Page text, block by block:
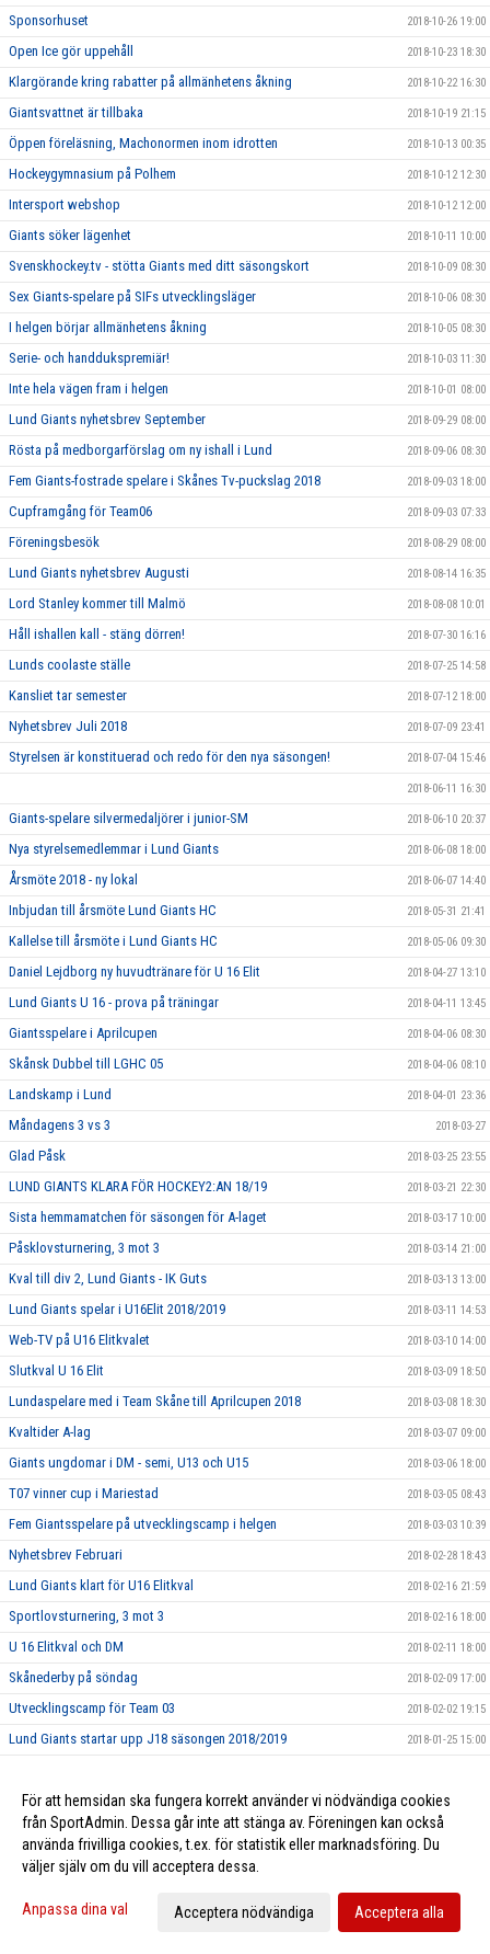
Sponsorhuset 2018-10-26 19:00
Open Ice gör uppehåll 2018-10-23 18:30
Klargörande kring rabatter på allmänhetens åkning 2018-10-22 16:30
Giantsvattnet är tillbaka 2018-10-19 21:15
Öppen föreläsning, Machonormen inom idrotten 2018-10-13 00:35
Hockeygymnasium på Polhem 2018-10-12 12:30
Intersport webshop 2018-10-12 12:00
Giants söker lägenhet 2018-10-11 10:00
Svenskhockey.tv - stötta Giants med ditt säsongskort 2018-10-09 08:30
Sex Giants-spelare på SIFs utvecklingsläger 2018-10-06 08:30
I helgen börjar allmänhetens åkning 2018-10-05 08:30
Serie- och handdukspremiär! 2018-10-03 11:30
Inte hela vägen fram i helgen 2018-10-01 08:00
Lund Giants nyhetsbrev September 2018-09-29 08:00
Rösta på medborgarförslag om ny ishall i Lund 2018-09-06 08:30
Fem Giants-fostrade spelare i Skånes Tv-puckslag 2018 2018-09-03 18:00
Cupframgång för Team06 2018-09-03 07:33
Föreningsbesök 2018-08-29 08:00
Lund Giants nyhetsbrev Augusti 2018-08-14 16:35
Lord Stanley kommer till Malmö 2018-08-08 10:01
Håll ishallen kall - stäng dörren! 2018-07-30 16:16
Lunds coolaste ställe 2018-07-25 14:58
Kansliet tar semester 2018-07-12 18:00
Nyhetsbrev Juli 2018 2018-07-09 23:41
Styrelsen är konstituerad och redo för den nya säsongen! 2018-07-04 15:46
2018-06-11 16:30
Giants-spelare silvermedaljörer i junior-SM 2018-06-10 20:37
Nya styrelsemedlemmar i Lund Giants 2018-06-08 18:00
Årsmöte 2018 - ny lokal 2018-06-07 14:40
Inbjudan till årsmöte Lund Giants HC 2018-05-31 21:41
Kallelse till årsmöte i Lund Giants HC 2018-05-06 09:30
Daniel Lejdborg ny huvudtränare för U 16 Elit 2018-04-27 13:10
Lund Giants U 16 - prova på träningar 2018-04-11 13:45
Giantsspelare i Aprilcupen 2018-04-06 08:30
Skånsk Dubbel till LGHC 05 2018-04-06 08:10
Landskamp i Lund 2018-04-01 23:36
Måndagens 3 vs 3 2018-03-27
Glad Påsk 2018-03-25 23:55
LUND GIANTS KLARA FÖR HOCKEY2:AN 18/19 2018-03-21 22:30
Sista hemmamatchen för säsongen för A-laget 2018-03-17 10:00
Påsklovsturnering, 3 mot 3 2018-03-14 21:00
Kval till div 2, Lund Giants - IK Guts 2018-03-13 13:00
Lund Giants spelar i U16Elit 2018/2019 2018-03-11 14:53
Web-TV på U16 Elitkvalet 2018-03-10 14:00
Slutkval U 16 Elit 2018-03-09 18:50
Lundaspelare med i Team Skåne till Aprilcupen 2018 2018-03-08 18:30
Kvaltider A-lag 2018-03-07 09:00
Giants ungdomar i DM - semi, U13 och U15 2018-03-06 18:00
T07 vinner cup i Mariestad 2018-03-05 08:43
Fem Giantsspelare på utvecklingscamp i helgen 2018-03-03 10:39
Nyhetsbrev Februari 2018-02-28 18:43
Lund Giants klart för U16 Elitkval 2018-02-16 21:59
Sportlovsturnering, 3 mot 3 2018-02-16 18:00
U 16 Elitkval och DM 2018-02-11 18:00
Skånederby på söndag 2018-02-09 17:00
Utvecklingscamp för Team 03 2018-02-02 19:15
Lund Giants startar upp J18 säsongen 2018/2019 2018-01-25 15:00
Tjeckiska ishockeyförbundet gästade Lund Giants 2018-01-23 22:00
Föreningsbesök och tränarutbildning 2018-01-11 19:50
Hemmamatch 10/1 mot Boro/Vetlanda
2018-01-05 08:17
Kevin Munge ansluter till Giants
För att hemsidan ska fungera korrekt använder vi nödvändiga cookies
från SportAdmin. Dessa går inte att stänga av. Föreningen kan också
använda frivilliga cookies, t.ex. för statistik eller marknadsföring. Du
väljer själv om du vill acceptera dessa.
Anpassa dina val Acceptera nödvändiga Acceptera alla